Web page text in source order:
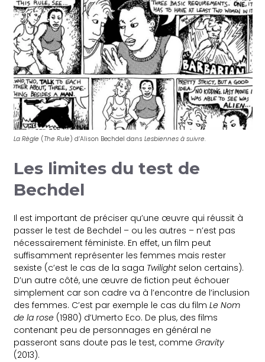
La Règle (The Rule ) d’Alison Bechdel dansLesbiennes à suivre.
Les limites du test de
Bechdel
Il est important de préciser qu’une œuvre qui réussit à
passer le test de Bechdel – ou les autres – n’est pas
nécessairement féministe. En effet, un film peut
suffisamment représenter les femmes mais rester
sexiste (c’est le cas de la saga Twilight selon certains).
D’un autre côté, une œuvre de fiction peut échouer
simplement car son cadre va à l’encontre de l’inclusion
des femmes. C’est par exemple le cas du filmLe Nom
de la rose (1980) d’Umerto Eco. De plus, des films
contenant peu de personnages en général ne
passeront sans doute pas le test, commeGravity
(2013).